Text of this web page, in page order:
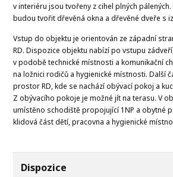
v interiéru jsou tvořeny z cihel plných pálených.
budou tvořit dřevěná okna a dřevěné dveře s
Vstup do objektu je orientován ze západní
RD. Dispozice objektu nabízí po vstupu
v podobě technické místnosti a komunikační
na ložnici rodičů a hygienické místnosti. Další
prostor RD, kde se nachází obývací pokoj a
Z obývacího pokoje je možné jít na terasu. V
umístěno schodiště propojující 1NP a obytné
klidová část dětí, pracovna a hygienické
Dispozice